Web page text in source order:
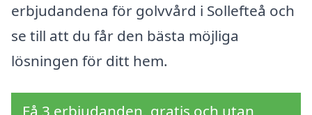
erbjudandena för golvvård i Sollefteå och
se till att du får den bästa möjliga
lösningen för ditt hem.
Få 3 erbjudanden, gratis och utan